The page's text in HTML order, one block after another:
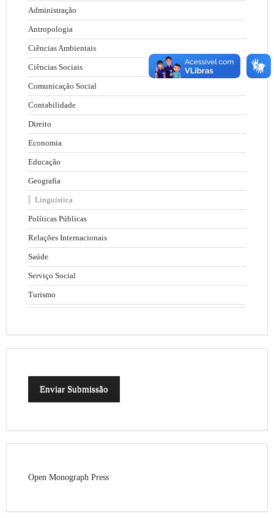
Administração
Antropologia
Ciências Ambientais
Ciências Sociais
Comunicação Social
Contabilidade
Direito
Economia
Educação
Geografia
Linguística
Políticas Públicas
Relações Internacionais
Saúde
Serviço Social
Turismo
Enviar Submissão
Open Monograph Press